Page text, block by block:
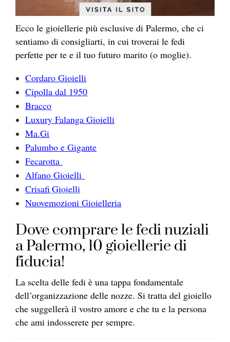
Ecco le gioiellerie più esclusive di Palermo, che ci
sentiamo di consigliarti, in cui troverai le fedi
perfette per te e il tuo futuro marito (o moglie).
Cordaro Gioielli
Cipolla dal 1950
Bracco
Luxury Falanga Gioielli
Ma.Gi
Palumbo e Gigante
Fecarotta
Alfano Gioielli
Crisafi Gioielli
Nuovemozioni Gioielleria
Dove comprare le fedi nuziali
a Palermo, 10 gioiellerie di
fiducia!
La scelta delle fedi è una tappa fondamentale
dell’organizzazione delle nozze. Si tratta del gioiello
che suggellerà il vostro amore e che tu e la persona
che ami indosserete per sempre.